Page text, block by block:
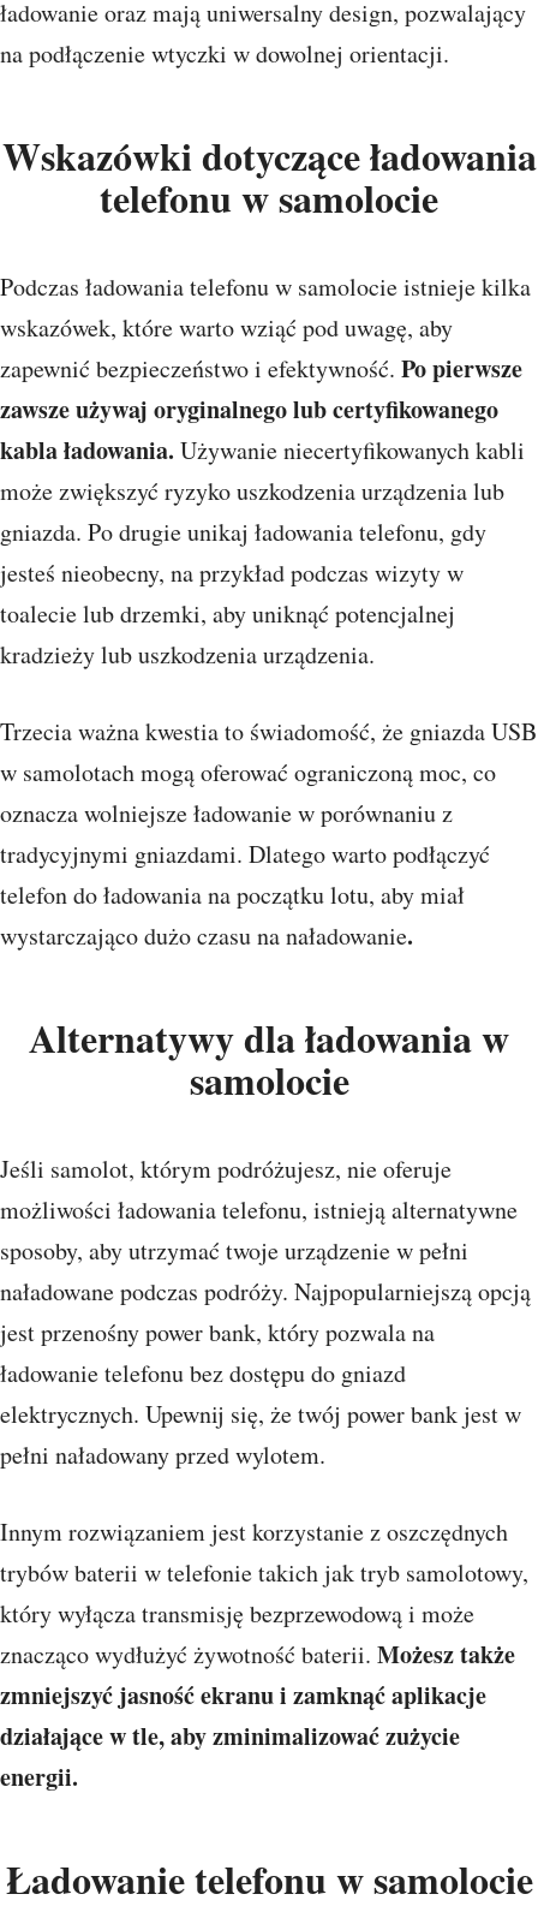
ładowanie oraz mają uniwersalny design, pozwalający
na podłączenie wtyczki w dowolnej orientacji.
Wskazówki dotyczące ładowania
telefonu w samolocie
Podczas ładowania telefonu w samolocie istnieje kilka
wskazówek, które warto wziąć pod uwagę, aby
zapewnić bezpieczeństwo i efektywność. Po pierwsze
zawsze używaj oryginalnego lub certyfikowanego
kabla ładowania. Używanie niecertyfikowanych kabli
może zwiększyć ryzyko uszkodzenia urządzenia lub
gniazda. Po drugie unikaj ładowania telefonu, gdy
jesteś nieobecny, na przykład podczas wizyty w
toalecie lub drzemki, aby uniknąć potencjalnej
kradzieży lub uszkodzenia urządzenia.
Trzecia ważna kwestia to świadomość, że gniazda USB
w samolotach mogą oferować ograniczoną moc, co
oznacza wolniejsze ładowanie w porównaniu z
tradycyjnymi gniazdami. Dlatego warto podłączyć
telefon do ładowania na początku lotu, aby miał
wystarczająco dużo czasu na naładowanie.
Alternatywy dla ładowania w
samolocie
Jeśli samolot, którym podróżujesz, nie oferuje
możliwości ładowania telefonu, istnieją alternatywne
sposoby, aby utrzymać twoje urządzenie w pełni
naładowane podczas podróży. Najpopularniejszą opcją
jest przenośny power bank, który pozwala na
ładowanie telefonu bez dostępu do gniazd
elektrycznych. Upewnij się, że twój power bank jest w
pełni naładowany przed wylotem.
Innym rozwiązaniem jest korzystanie z oszczędnych
trybów baterii w telefonie takich jak tryb samolotowy,
który wyłącza transmisję bezprzewodową i może
znacząco wydłużyć żywotność baterii. Możesz także
zmniejszyć jasność ekranu i zamknąć aplikacje
działające w tle, aby zminimalizować zużycie
energii.
Ładowanie telefonu w samolocie